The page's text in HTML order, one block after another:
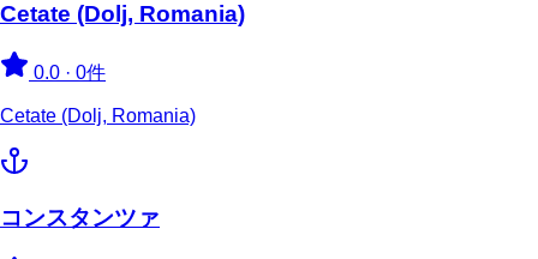
Cetate (Dolj, Romania)
0.0 · 0件
Cetate (Dolj, Romania)
コンスタンツァ